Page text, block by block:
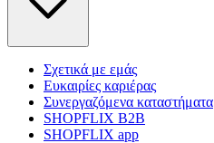
Σχετικά με εμάς
Ευκαιρίες καριέρας
Συνεργαζόμενα καταστήματα
SHOPFLIX B2B
SHOPFLIX app